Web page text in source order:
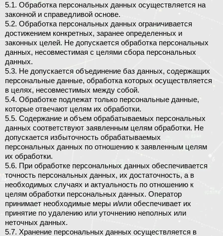
5.1. Обработка персональных данных осуществляется на
законной и справедливой основе.
5.2. Обработка персональных данных ограничивается
достижением конкретных, заранее определенных и
законных целей. Не допускается обработка персональных
данных, несовместимая с целями сбора персональных
данных.
5.3. Не допускается объединение баз данных, содержащих
персональные данные, обработка которых осуществляется
в целях, несовместимых между собой.
5.4. Обработке подлежат только персональные данные,
которые отвечают целям их обработки.
5.5. Содержание и объем обрабатываемых персональных
данных соответствуют заявленным целям обработки. Не
допускается избыточность обрабатываемых
персональных данных по отношению к заявленным целям
их обработки.
5.6. При обработке персональных данных обеспечивается
точность персональных данных, их достаточность, а в
необходимых случаях и актуальность по отношению к
целям обработки персональных данных. Оператор
принимает необходимые меры и/или обеспечивает их
принятие по удалению или уточнению неполных или
неточных данных.
5.7. Хранение персональных данных осуществляется в